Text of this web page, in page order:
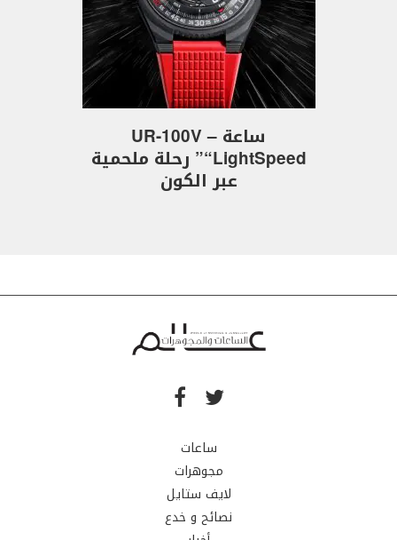
ساعة UR-100V –
“LightSpeed” رحلة ملحمية
عبر الكون
ساعات
مجوهرات
لايف ستايل
نصائح و خدع